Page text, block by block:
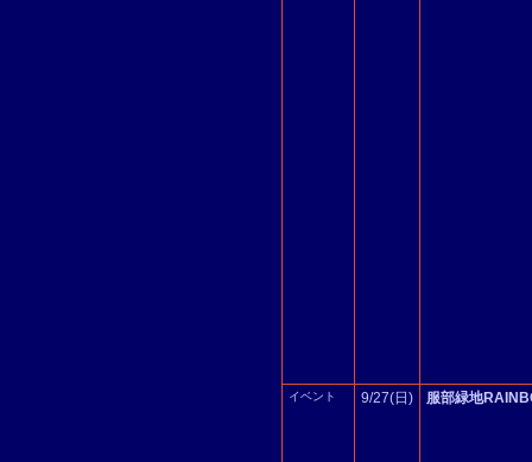
イベント 9/27(日) 服部緑地